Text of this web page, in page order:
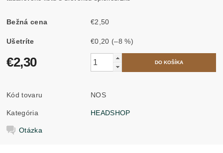
Bežná cena €2,50
Ušetríte €0,20 (–8 %)
€2,30
Kód tovaru NOS
Kategória HEADSHOP
Otázka